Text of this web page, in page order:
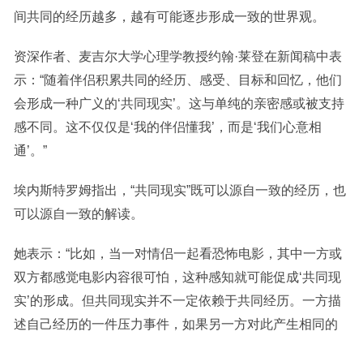
间共同的经历越多，越有可能逐步形成一致的世界观。
资深作者、麦吉尔大学心理学教授约翰·莱登在新闻稿中表
示：“随着伴侣积累共同的经历、感受、目标和回忆，他们
会形成一种广义的‘共同现实’。这与单纯的亲密感或被支持
感不同。这不仅仅是‘我的伴侣懂我’，而是‘我们心意相
通’。”
埃内斯特罗姆指出，“共同现实”既可以源自一致的经历，也
可以源自一致的解读。
她表示：“比如，当一对情侣一起看恐怖电影，其中一方或
双方都感觉电影内容很可怕，这种感知就可能促成‘共同现
实’的形成。但共同现实并不一定依赖于共同经历。一方描
述自己经历的一件压力事件，如果另一方对此产生相同的